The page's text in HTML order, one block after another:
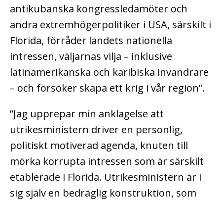
antikubanska kongressledamöter och
andra extremhögerpolitiker i USA, särskilt i
Florida, förråder landets nationella
intressen, väljarnas vilja – inklusive
latinamerikanska och karibiska invandrare
– och försöker skapa ett krig i vår region”.
”Jag upprepar min anklagelse att
utrikesministern driver en personlig,
politiskt motiverad agenda, knuten till
mörka korrupta intressen som är särskilt
etablerade i Florida. Utrikesministern är i
sig själv en bedräglig konstruktion, som